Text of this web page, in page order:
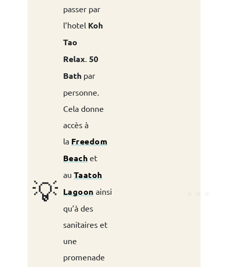
💡
passer par
l’hotel Koh
Tao
Relax. 50
Bath par
personne.
Cela donne
accès à
la Freedom
Beach et
au Taatoh
Lagoon ainsi
qu’à des
sanitaires et
une
promenade